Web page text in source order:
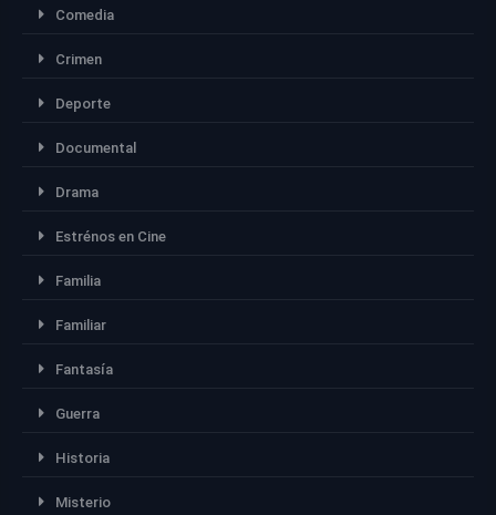
Comedia
Crimen
Deporte
Documental
Drama
Estrénos en Cine
Familia
Familiar
Fantasía
Guerra
Historia
Misterio